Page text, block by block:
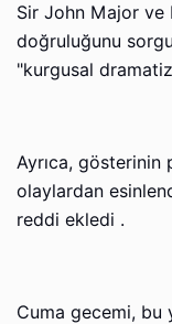
Sir John Major ve
doğruluğunu
"kurgusal
Ayrıca, gösterinin
olaylardan
reddi ekledi .
Cuma gecemi, bu